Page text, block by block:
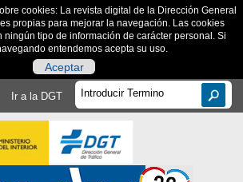
cookies: La revista digital de la Dirección General
propias para mejorar la navegación. Las cookies
ningún tipo de información de carácter personal. Si
entendemos acepta su uso.
Aceptar
Ir a la DGT